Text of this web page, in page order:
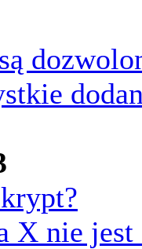
X nie jest